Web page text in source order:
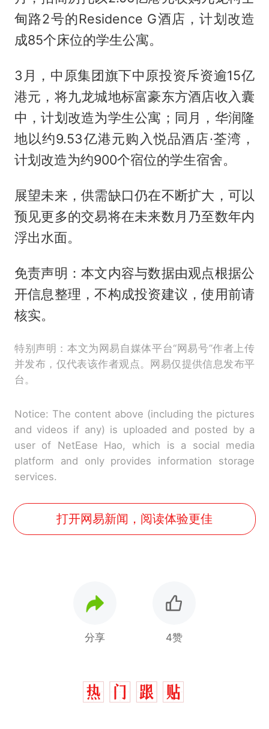
甸路2号的Residence G酒店，计划改造
成85个床位的学生公寓。
3月，中原集团旗下中原投资斥资逾15亿
港元，将九龙城地标富豪东方酒店收入囊
中，计划改造为学生公寓；同月，华润隆
地以约9.53亿港元购入悦品酒店·荃湾，
计划改造为约900个宿位的学生宿舍。
展望未来，供需缺口仍在不断扩大，可以
预见更多的交易将在未来数月乃至数年内
浮出水面。
免责声明：本文内容与数据由观点根据公
开信息整理，不构成投资建议，使用前请
核实。
特别声明：本文为网易自媒体平台“网易号”作者上传
并发布，仅代表该作者观点。网易仅提供信息发布平
台。
Notice: The content above (including the pictures
and videos if any) is uploaded and posted by a
user of NetEase Hao, which is a social media
platform and only provides information storage
services.
打开网易新闻，阅读体验更佳
分享 4赞